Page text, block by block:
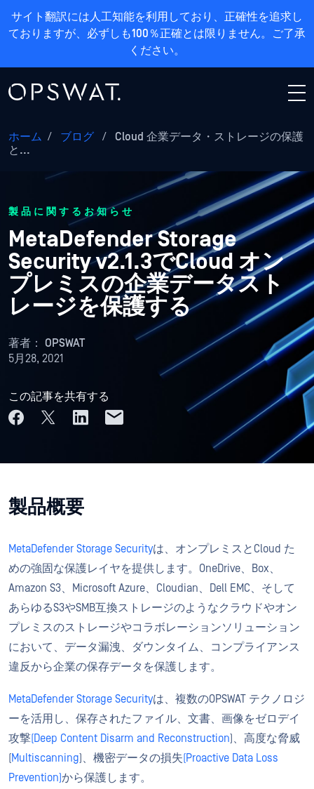
サイト翻訳には人工知能を利用しており、正確性を追求し
ておりますが、必ずしも100％正確とは限りません。ご了承
ください。
ホーム / ブログ /
Cloud 企業データ・ストレージの保護
と...
製品に関するお知らせ
MetaDefender Storage
Security v2.1.3でCloud オン
プレミスの企業データスト
レージを保護する
著者： OPSWAT
5月28, 2021
この記事を共有する
製品概要
MetaDefender Storage Securityは、オンプレミスとCloud た
めの強固な保護レイヤを提供します。OneDrive、Box、
Amazon S3、Microsoft Azure、Cloudian、Dell EMC、そして
あらゆるS3やSMB互換ストレージのようなクラウドやオン
プレミスのストレージやコラボレーションソリューション
において、データ漏洩、ダウンタイム、コンプライアンス
違反から企業の保存データを保護します。
MetaDefender Storage Securityは、複数のOPSWAT テクノロジ
ーを活用し、保存されたファイル、文書、画像をゼロデイ
攻撃(Deep Content Disarm and Reconstruction)、高度な脅威
(Multiscanning)、機密データの損失(Proactive Data Loss
Prevention)から保護します。